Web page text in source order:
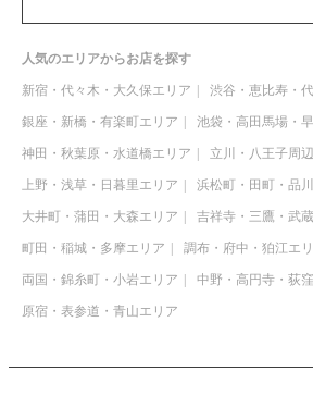
人気のエリアからお店を探す
新宿・代々木・大久保エリア 渋谷・恵比寿・
銀座・新橋・有楽町エリア 池袋・高田馬場・
神田・秋葉原・水道橋エリア 立川・八王子周
上野・浅草・日暮里エリア 浜松町・田町・品
大井町・蒲田・大森エリア 吉祥寺・三鷹・武
町田・稲城・多摩エリア 調布・府中・狛江エ
両国・錦糸町・小岩エリア 中野・高円寺・荻
原宿・表参道・青山エリア